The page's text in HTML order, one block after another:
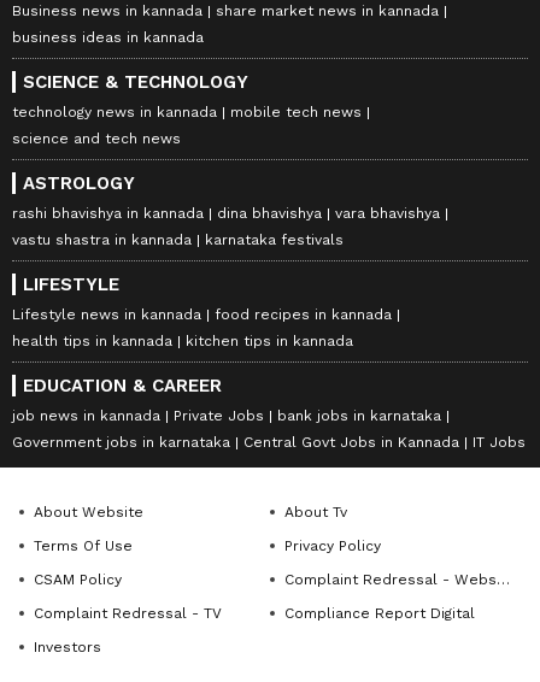
Business news in kannada
share market news in kannada
business ideas in kannada
SCIENCE & TECHNOLOGY
technology news in kannada
mobile tech news
science and tech news
ASTROLOGY
rashi bhavishya in kannada dina bhavishya
vara bhavishya
vastu shastra in kannada
karnataka festivals
LIFESTYLE
Lifestyle news in kannada
food recipes in kannada
health tips in kannada
kitchen tips in kannada
EDUCATION & CAREER
job news in kannada Private Jobs
bank jobs in karnataka
Government jobs in karnataka
Central Govt Jobs in Kannada IT Jobs
About Website
About Tv
Terms Of Use
Privacy Policy
CSAM Policy
Complaint Redressal - Website
Complaint Redressal - TV
Compliance Report Digital
Investors